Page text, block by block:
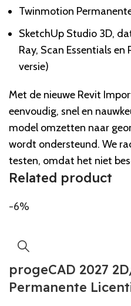
Twinmotion
SketchUp Studio 3D,
Ray, Scan Essentials
versie)
Met de nieuwe Revit
eenvoudig, snel en
model omzetten naar
wordt ondersteund. We
testen, omdat het niet
Related product
-6%
progeCAD 2027
Permanente